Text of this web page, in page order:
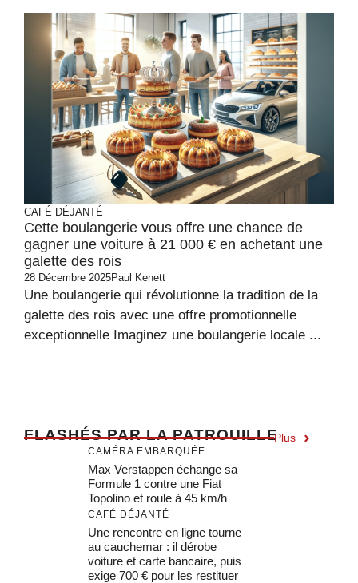
CAFÉ DÉJANTÉ
Cette boulangerie vous offre une chance de
gagner une voiture à 21 000 € en achetant une
galette des rois
28 Décembre 2025Paul Kenett
Une boulangerie qui révolutionne la tradition de la
galette des rois avec une offre promotionnelle
exceptionnelle Imaginez une boulangerie locale ...
FLASHÉS PAR LA PATROUILLEPlus
CAMÉRA EMBARQUÉE
Max Verstappen échange sa
Formule 1 contre une Fiat
Topolino et roule à 45 km/h
CAFÉ DÉJANTÉ
Une rencontre en ligne tourne
au cauchemar : il dérobe
voiture et carte bancaire, puis
exige 700 € pour les restituer